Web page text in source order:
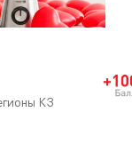
КЗ